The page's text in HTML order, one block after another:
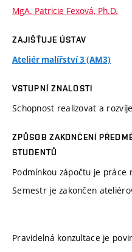
MgA. Patricie Fexová, Ph.D.
ZAJIŠŤUJE ÚSTAV
Ateliér malířství 3 (AM3)
VSTUPNÍ ZNALOSTI
Schopnost realizovat a
ZPŮSOB ZAKONČENÍ
STUDENTŮ
Podmínkou zápočtu je
Semestr je zakončen
Pravidelná konzultace je